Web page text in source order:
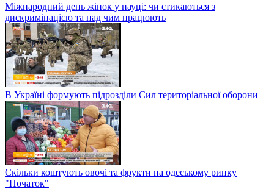
Міжнародний день жінок у науці: чи стикаються з
дискримінацією та над чим працюють
В Україні формують підрозділи Сил територіальної оборони
Скільки коштують овочі та фрукти на одеському ринку
"Початок"